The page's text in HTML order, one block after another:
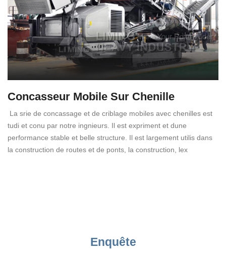
Concasseur Mobile Sur Chenille
La srie de concassage et de criblage mobiles avec chenilles est
tudi et conu par notre ingnieurs. Il est expriment et dune
performance stable et belle structure. Il est largement utilis dans
la construction de routes et de ponts, la construction, lex
Enquête